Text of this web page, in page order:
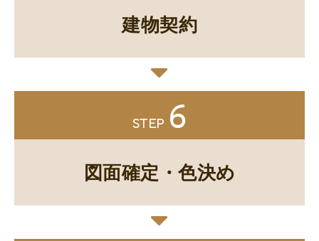
建物契約
STEP 6
図面確定・色決め